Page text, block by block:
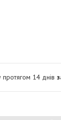
14 днів